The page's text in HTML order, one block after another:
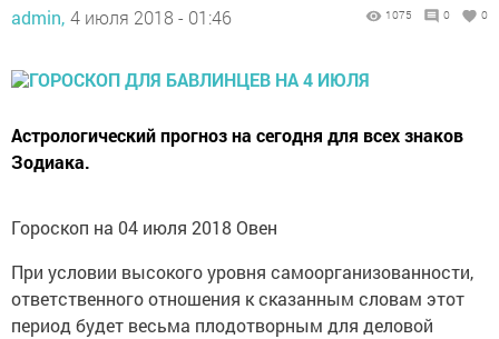
admin, 4 июля 2018 - 01:46 1075 0 0
Астрологический прогноз на сегодня для всех знаков
Зодиака.
Гороскоп на 04 июля 2018 Овен
При условии высокого уровня самоорганизованности,
ответственного отношения к сказанным словам этот
период будет весьма плодотворным для деловой